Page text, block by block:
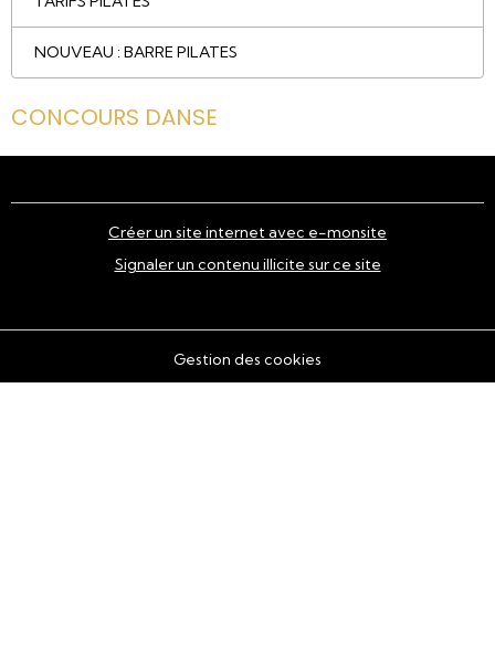
NOUVEAU : BARRE PILATES
CONCOURS DANSE
Créer un site internet avec e-monsite
Signaler un contenu illicite sur ce site
Gestion des cookies